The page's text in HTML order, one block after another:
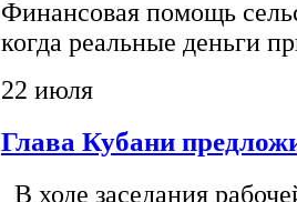
Финансовая помощь
когда реальные деньги
22 июля
Глава Кубани
В ходе заседания